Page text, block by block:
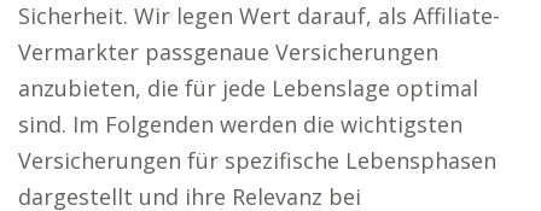
Sicherheit. Wir legen Wert darauf, als Affiliate-
Vermarkter passgenaue Versicherungen
anzubieten, die für jede Lebenslage optimal
sind. Im Folgenden werden die wichtigsten
Versicherungen für spezifische Lebensphasen
dargestellt und ihre Relevanz bei